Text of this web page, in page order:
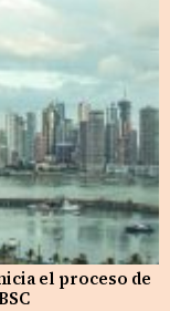
el proceso de